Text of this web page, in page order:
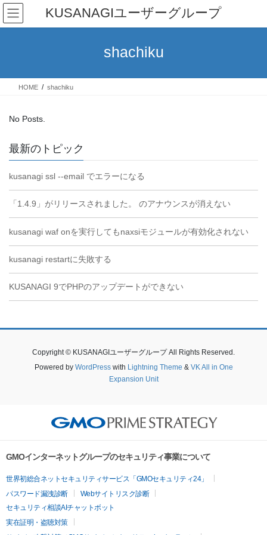
Skip
the
Skip
the
KUSANAGIユーザーグループ
shachiku
HOME shachiku
No Posts.
最新のトピック
kusanagi ssl --email でエラーになる
「1.4.9」がリリースされました。 のアナウンスが消えない
kusanagi waf onを実行してもnaxsiモジュールが有効化されない
kusanagi restartに失敗する
KUSANAGI 9でPHPのアップデートができない
Copyright © KUSANAGIユーザーグループ All Rights Reserved.
Powered by WordPresswith Lightning Theme & VK All in One
Expansion Unit
GMOインターネットグループのセキュリティ事業について
世界初総合ネットセキュリティサービス「GMOセキュリティ24」
パスワード漏洩診断
Webサイトリスク診断
セキュリティ相談AIチャットボット
実在証明・盗聴対策